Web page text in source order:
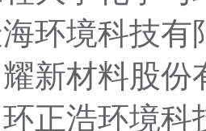
环境科技有
新材料股份
正浩环境科